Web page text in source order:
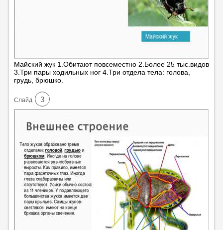
Майский жук 1.Обитают повсеместно 2.Более 25 тыс.видов
3.Три пары ходильных ног 4.Три отдела тела: голова,
грудь, брюшко.
Cлайд 3